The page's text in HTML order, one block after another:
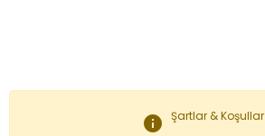
info Şartlar & Koşullar